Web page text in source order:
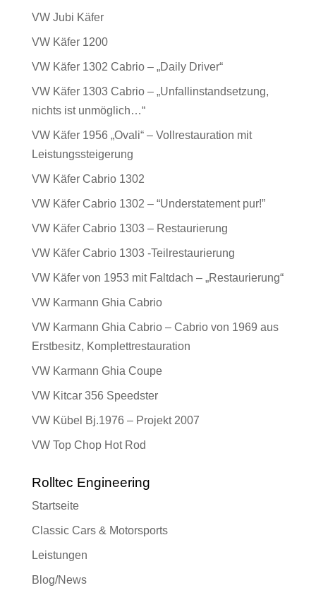
VW Jubi Käfer
VW Käfer 1200
VW Käfer 1302 Cabrio – „Daily Driver“
VW Käfer 1303 Cabrio – „Unfallinstandsetzung,
nichts ist unmöglich…“
VW Käfer 1956 „Ovali“ – Vollrestauration mit
Leistungssteigerung
VW Käfer Cabrio 1302
VW Käfer Cabrio 1302 – “Understatement pur!”
VW Käfer Cabrio 1303 – Restaurierung
VW Käfer Cabrio 1303 -Teilrestaurierung
VW Käfer von 1953 mit Faltdach – „Restaurierung“
VW Karmann Ghia Cabrio
VW Karmann Ghia Cabrio – Cabrio von 1969 aus
Erstbesitz, Komplettrestauration
VW Karmann Ghia Coupe
VW Kitcar 356 Speedster
VW Kübel Bj.1976 – Projekt 2007
VW Top Chop Hot Rod
Rolltec Engineering
Startseite
Classic Cars & Motorsports
Leistungen
Blog/News